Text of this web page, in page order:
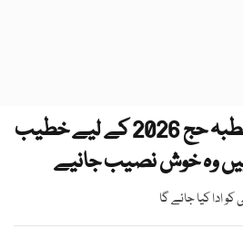
حرمین شریفین نے خطبہ حج 2026 کے لیے خطیب
ہیں وہ خوش نصیب جانیے